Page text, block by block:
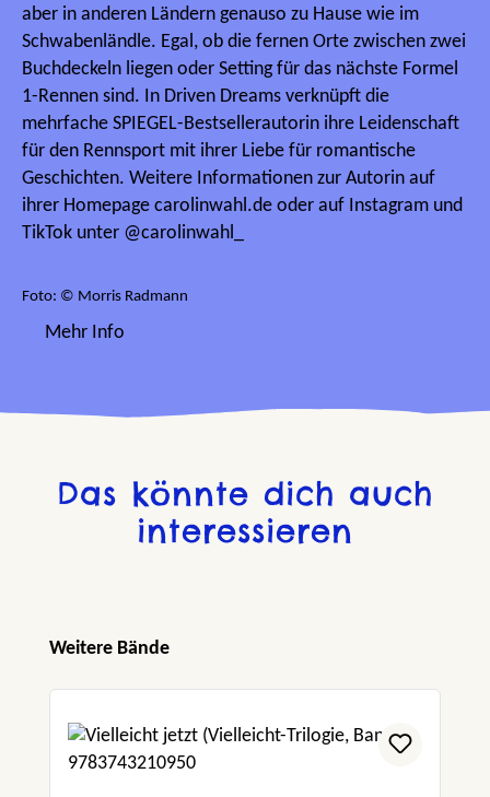
aber in anderen Ländern genauso zu Hause wie im
Schwabenländle. Egal, ob die fernen Orte zwischen zwei
Buchdeckeln liegen oder Setting für das nächste Formel
1-Rennen sind. In Driven Dreams verknüpft die
mehrfache SPIEGEL-Bestsellerautorin ihre Leidenschaft
für den Rennsport mit ihrer Liebe für romantische
Geschichten. Weitere Informationen zur Autorin auf
ihrer Homepage carolinwahl.de oder auf Instagram und
TikTok unter @carolinwahl_
Foto: © Morris Radmann
Mehr Info
Das könnte dich auch
interessieren
Produktgalerie überspringen
Weitere Bände